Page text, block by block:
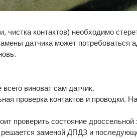
чистка контактов) необходимо
датчика может потребоваться
виноват сам датчик.
проверка контактов и проводки.
проверить состояние дроссельной
заменой ДПДЗ и